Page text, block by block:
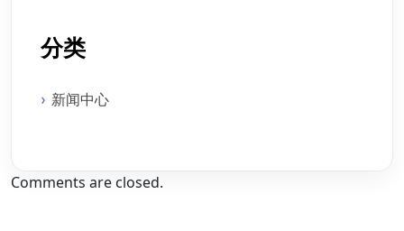
分类
新闻中心
Comments are closed.